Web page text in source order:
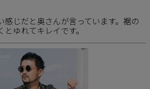
感じだと奥さんが言っています。裾の
ゆれてキレイです。